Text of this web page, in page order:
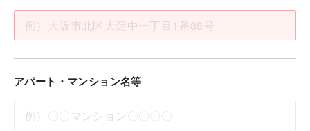
アパート・マンション名等